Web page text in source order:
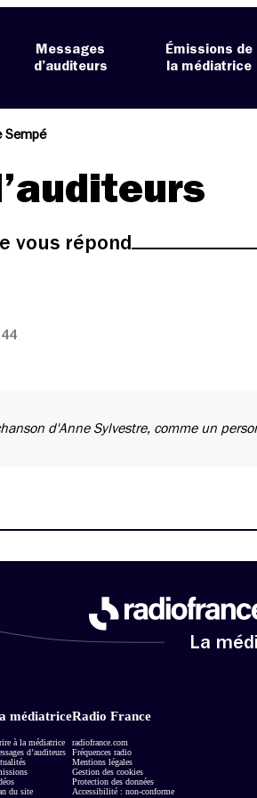
Messages
d’auditeurs
Émissions de
la médiatrice
Sempé
vous répond
d'Anne Sylvestre, comme un
La
médiatrice
à la médiatrice
d’auditeurs
du site
Radio France
radiofrance.com
Fréquences radio
Mentions légales
Gestion des cookies
Protection des données
Accessibilité : non-conforme